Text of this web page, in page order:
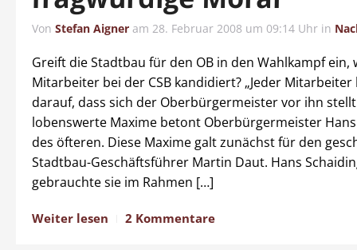
Von Stefan Aigner am 28. Februar 2008 um 09:14 Uhr in
Greift die Stadtbau für den OB in den Wahlkampf ein,
Mitarbeiter bei der CSB kandidiert? „Jeder Mitarbeiter
darauf, dass sich der Oberbürgermeister vor ihn
lobenswerte Maxime betont Oberbürgermeister
des öfteren. Diese Maxime galt zunächst für den
Stadtbau-Geschäftsführer Martin Daut. Hans
gebrauchte sie im Rahmen […]
Weiter lesen 2 Kommentare